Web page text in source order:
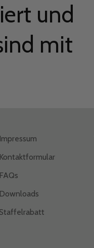
und
mit
Impressum
Kontaktformular
FAQs
Downloads
Staffelrabatt